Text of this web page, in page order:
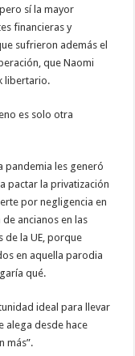
sí la mayor
financieras y
sufrieron además el
que Naomi
libertario.
es solo otra
pandemia les generó
pactar la privatización
por negligencia en
ancianos en las
de la UE, porque
en aquella parodia
qué.
ideal para llevar
alega desde hace
más”.